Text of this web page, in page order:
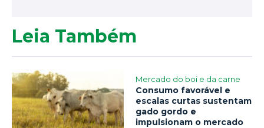
Leia Também
Mercado do boi e da carne
Consumo favorável e
escalas curtas sustentam
gado gordo e
impulsionam o mercado